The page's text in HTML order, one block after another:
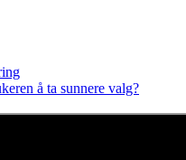
å ta sunnere valg?